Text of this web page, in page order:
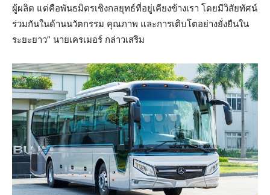
ผู้ผลิต แต่คือพันธมิตรเชิงกลยุทธ์ที่อยู่เคียงข้างเรา โดยมีวิสัยทัศน์
ร่วมกันในด้านนวัตกรรม คุณภาพ และการเติบโตอย่างยั่งยืนใน
ระยะยาว” นายเครเมอร์ กล่าวเสริม